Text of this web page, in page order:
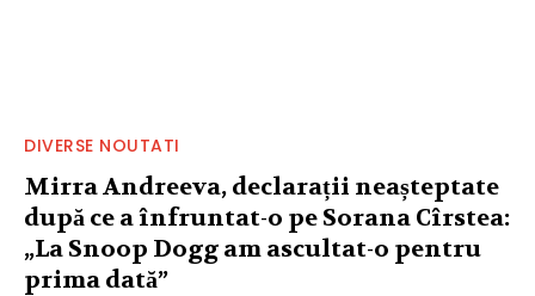
DIVERSE NOUTATI
Mirra Andreeva, declarații neașteptate
după ce a înfruntat-o pe Sorana Cîrstea:
„La Snoop Dogg am ascultat-o pentru
prima dată”